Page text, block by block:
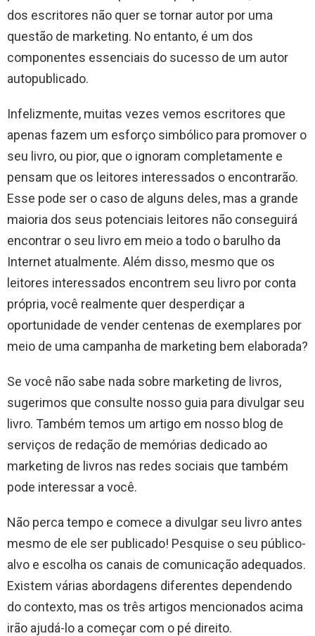
dos escritores não quer se tornar autor por uma
questão de marketing. No entanto, é um dos
componentes essenciais do sucesso de um autor
autopublicado.
Infelizmente, muitas vezes vemos escritores que
apenas fazem um esforço simbólico para promover o
seu livro, ou pior, que o ignoram completamente e
pensam que os leitores interessados ​​o encontrarão.
Esse pode ser o caso de alguns deles, mas a grande
maioria dos seus potenciais leitores não conseguirá
encontrar o seu livro em meio a todo o barulho da
Internet atualmente. Além disso, mesmo que os
leitores interessados ​​encontrem seu livro por conta
própria, você realmente quer desperdiçar a
oportunidade de vender centenas de exemplares por
meio de uma campanha de marketing bem elaborada?
Se você não sabe nada sobre marketing de livros,
sugerimos que consulte nosso guia para divulgar seu
livro. Também temos um artigo em nosso blog de
serviços de redação de memórias dedicado ao
marketing de livros nas redes sociais que também
pode interessar a você.
Não perca tempo e comece a divulgar seu livro antes
mesmo de ele ser publicado! Pesquise o seu público-
alvo e escolha os canais de comunicação adequados.
Existem várias abordagens diferentes dependendo
do contexto, mas os três artigos mencionados acima
irão ajudá-lo a começar com o pé direito.